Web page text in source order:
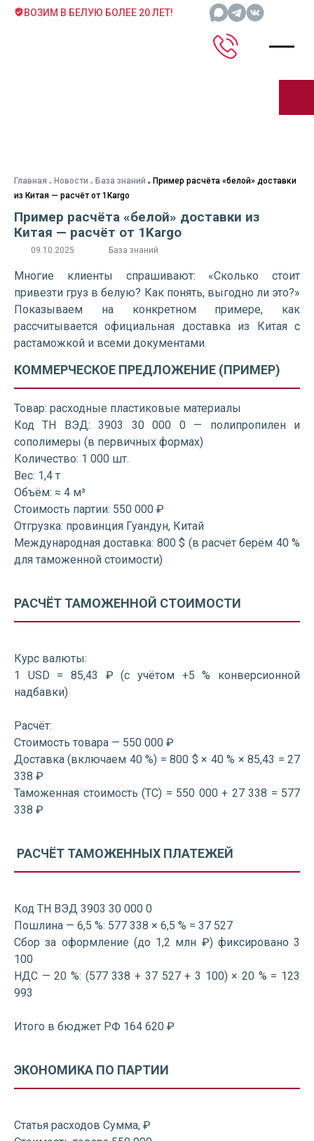
ВОЗИМ В БЕЛУЮ БОЛЕЕ 20 ЛЕТ!
Главная Новости База знаний
Пример расчёта «белой» доставки
из Китая — расчёт от 1Kargo
Пример расчёта «белой» доставки из
Китая — расчёт от 1Kargo
09.10.2025 База знаний
Многие клиенты спрашивают: «Сколько стоит
привезти груз в белую? Как понять, выгодно ли это?»
Показываем на конкретном примере, как
рассчитывается официальная доставка из Китая с
растаможкой и всеми документами.
КОММЕРЧЕСКОЕ ПРЕДЛОЖЕНИЕ (ПРИМЕР)
Товар: расходные пластиковые материалы
Код ТН ВЭД: 3903 30 000 0 — полипропилен и
сополимеры (в первичных формах)
Количество: 1 000 шт.
Вес: 1,4 т
Объём: ≈ 4 м³
Стоимость партии: 550 000 ₽
Отгрузка: провинция Гуандун, Китай
Международная доставка: 800 $ (в расчёт берём 40 %
для таможенной стоимости)
РАСЧЁТ ТАМОЖЕННОЙ СТОИМОСТИ
Курс валюты:
1 USD = 85,43 ₽ (с учётом +5 % конверсионной
надбавки)
Расчёт:
Стоимость товара — 550 000 ₽
Доставка (включаем 40 %) = 800 $ × 40 % × 85,43 = 27
338 ₽
Таможенная стоимость (ТС) = 550 000 + 27 338 = 577
338 ₽
РАСЧЁТ ТАМОЖЕННЫХ ПЛАТЕЖЕЙ
Код ТН ВЭД 3903 30 000 0
Пошлина — 6,5 %: 577 338 × 6,5 % = 37 527
Сбор за оформление (до 1,2 млн ₽) фиксировано 3
100
НДС — 20 %: (577 338 + 37 527 + 3 100) × 20 % = 123
993
Итого в бюджет РФ 164 620 ₽
ЭКОНОМИКА ПО ПАРТИИ
Статья расходов Сумма, ₽